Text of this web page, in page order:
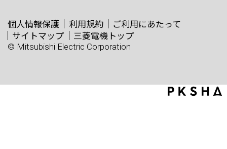
個人情報保護 利用規約
ご利用にあたって
サイトマップ
三菱電機トップ
© Mitsubishi Electric Corporation